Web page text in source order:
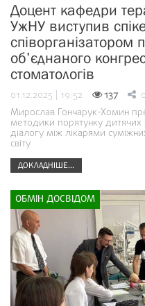
Доцент кафедри
УжНУ виступив
співорганізатором
об’єднаного
стоматологів
01.12.2025 | 19:52 137 0
Мирослав Гончарук-Хомин
методики порятунку дитячих
діалогу між лікарями
світу
ДОКЛАДНІШЕ...
ОБМІН ДОСВІДОМ